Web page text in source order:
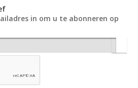
in om u te abonneren op